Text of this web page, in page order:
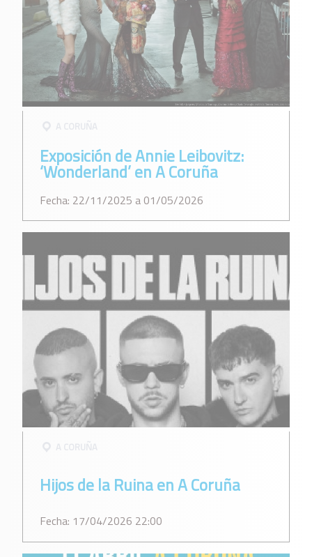
A CORUÑA
Exposición de Annie Leibovitz:
‘Wonderland’ en A Coruña
Fecha: 22/11/2025 a 01/05/2026
A CORUÑA
Hijos de la Ruina en A Coruña
Fecha: 17/04/2026 22:00